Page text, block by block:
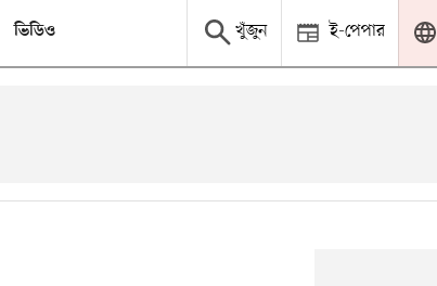
ভিডিও খুঁজুন ই-পেপার